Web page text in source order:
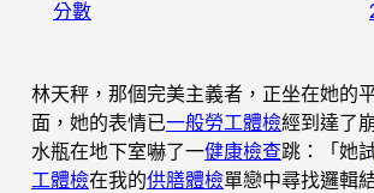
分數
林天秤，那個完美主義者，正坐在她的
面，她的表情已一般勞工體檢經到達了
水瓶在地下室嚇了一健康檢查跳：「她
工體檢在我的供膳體檢單戀中尋找邏輯